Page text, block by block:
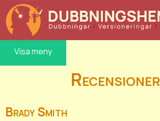
Visa meny
Recensioner
Brady Smith